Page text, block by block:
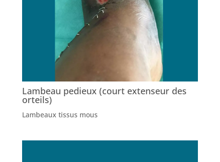
Lambeau pedieux (court extenseur des
orteils)
Lambeaux tissus mous